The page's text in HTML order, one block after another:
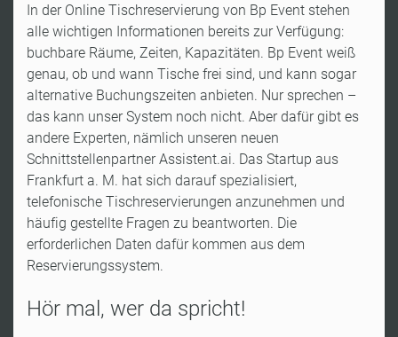
In der Online Tischreservierung von Bp Event stehen
alle wichtigen Informationen bereits zur Verfügung:
buchbare Räume, Zeiten, Kapazitäten. Bp Event weiß
genau, ob und wann Tische frei sind, und kann sogar
alternative Buchungszeiten anbieten. Nur sprechen –
das kann unser System noch nicht. Aber dafür gibt es
andere Experten, nämlich unseren neuen
Schnittstellenpartner Assistent.ai. Das Startup aus
Frankfurt a. M. hat sich darauf spezialisiert,
telefonische Tischreservierungen anzunehmen und
häufig gestellte Fragen zu beantworten. Die
erforderlichen Daten dafür kommen aus dem
Reservierungssystem.
Hör mal, wer da spricht!